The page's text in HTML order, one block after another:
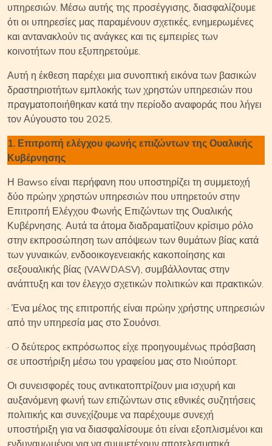
υπηρεσιών. Μέσω αυτής της προσέγγισης, διασφαλίζουμε
ότι οι υπηρεσίες μας παραμένουν σχετικές, ενημερωμένες
και αντανακλούν τις ανάγκες και τις εμπειρίες των
κοινοτήτων που εξυπηρετούμε.
Αυτή η έκθεση παρέχει μια συνοπτική εικόνα των βασικών
δραστηριοτήτων εμπλοκής των χρηστών υπηρεσιών που
πραγματοποιήθηκαν κατά την περίοδο αναφοράς που λήγει
τον Αύγουστο του 2025.
1. Επιτροπή ελέγχου φωνής επιζώντων της Ουαλικής
Κυβέρνησης
Η Bawso είναι περήφανη που υποστηρίζει τη συμμετοχή
δύο πρώην χρηστών υπηρεσιών που υπηρετούν στην
Επιτροπή Ελέγχου Φωνής Επιζώντων της Ουαλικής
Κυβέρνησης. Αυτά τα άτομα διαδραματίζουν κρίσιμο ρόλο
στην εκπροσώπηση των απόψεων των θυμάτων βίας κατά
των γυναικών, ενδοοικογενειακής κακοποίησης και
σεξουαλικής βίας (VAWDASV), συμβάλλοντας στην
ανάπτυξη και τον έλεγχο σχετικών πολιτικών και πρακτικών.
· Ένα μέλος της επιτροπής είναι πρώην χρήστης υπηρεσιών
από την υπηρεσία μας στο Σουόνσι.
· Ο δεύτερος εκπρόσωπος είχε προηγουμένως πρόσβαση
σε υποστήριξη μέσω του γραφείου μας στο Νιούπορτ.
Οι συνεισφορές τους αντικατοπτρίζουν μια ισχυρή και
αυξανόμενη φωνή των επιζώντων στις εθνικές συζητήσεις
πολιτικής και συνεχίζουμε να παρέχουμε συνεχή
υποστήριξη για να διασφαλίσουμε ότι είναι εξοπλισμένοι και
ενδυναμωμένοι για να συμμετέχουν αποτελεσματικά.